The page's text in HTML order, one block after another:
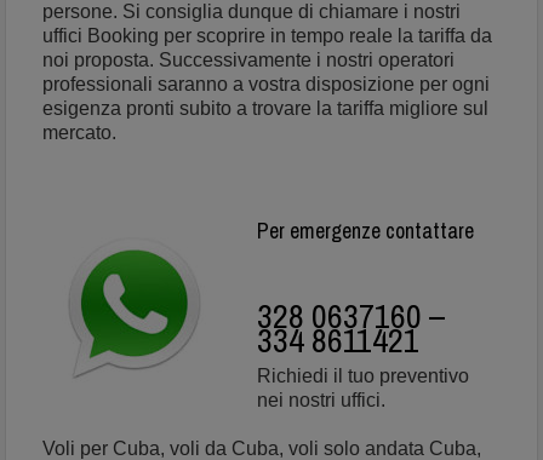
persone. Si consiglia dunque di chiamare i nostri
uffici Booking per scoprire in tempo reale la tariffa da
noi proposta. Successivamente i nostri operatori
professionali saranno a vostra disposizione per ogni
esigenza pronti subito a trovare la tariffa migliore sul
mercato.
Per emergenze contattare
328 0637160 –
334 8611421
Richiedi il tuo preventivo
nei nostri uffici.
Voli per Cuba, voli da Cuba, voli solo andata Cuba,